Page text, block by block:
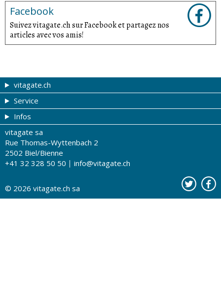
Facebook
Suivez vitagate.ch sur Facebook et partagez nos
articles avec vos amis!
vitagate.ch
Forme et beauté
Thèmes de A à Z
Thérapies
La santé sur les ondes
Tests de santé
Service
Coupons
Tribune du droguiste
Recherche de drogueries
Drogueries partenaires
Contact
Infos
Impressum
Conditions d'utilisation
A notre sujet
Publicité sur vitagate.ch
vitagate sa
Rue Thomas-Wyttenbach 2
2502 Biel/Bienne
+41 32 328 50 50
info@vitagate.ch
© 2026 vitagate.ch sa